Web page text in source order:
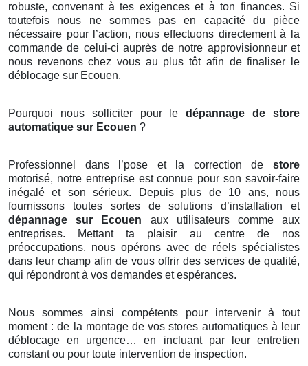
robuste, convenant à tes exigences et à ton finances. Si
toutefois nous ne sommes pas en capacité du pièce
nécessaire pour l’action, nous effectuons directement à la
commande de celui-ci auprès de notre approvisionneur et
nous revenons chez vous au plus tôt afin de finaliser le
déblocage sur Ecouen.
Pourquoi nous solliciter pour ledépannage de store
automatique sur Ecouen ?
Professionnel dans l’pose et la correction de store
motorisé, notre entreprise est connue pour son savoir-faire
inégalé et son sérieux. Depuis plus de 10 ans, nous
fournissons toutes sortes de solutions d’installation et
dépannage sur Ecouen aux utilisateurs comme aux
entreprises. Mettant ta plaisir au centre de nos
préoccupations, nous opérons avec de réels spécialistes
dans leur champ afin de vous offrir des services de qualité,
qui répondront à vos demandes et espérances.
Nous sommes ainsi compétents pour intervenir à tout
moment : de la montage de vos stores automatiques à leur
déblocage en urgence… en incluant par leur entretien
constant ou pour toute intervention de inspection.